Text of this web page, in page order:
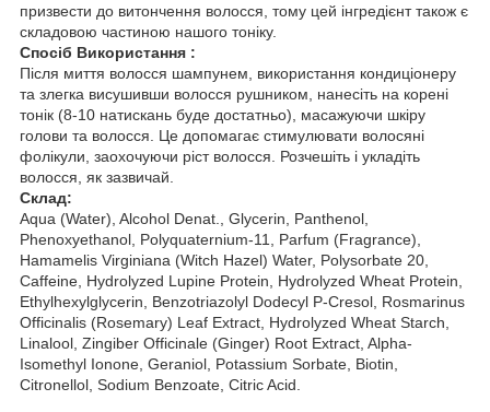
призвести до витончення волосся, тому цей інгредієнт також є
складовою частиною нашого тоніку.
Спосіб Використання :
Після миття волосся шампунем, використання кондиціонеру
та злегка висушивши волосся рушником, нанесіть на корені
тонік (8-10 натискань буде достатньо), масажуючи шкіру
голови та волосся. Це допомагає стимулювати волосяні
фолікули, заохочуючи ріст волосся. Розчешіть і укладіть
волосся, як зазвичай.
Склад:
Aqua (Water), Alcohol Denat., Glycerin, Panthenol,
Phenoxyethanol, Polyquaternium-11, Parfum (Fragrance),
Hamamelis Virginiana (Witch Hazel) Water, Polysorbate 20,
Caffeine, Hydrolyzed Lupine Protein, Hydrolyzed Wheat Protein,
Ethylhexylglycerin, Benzotriazolyl Dodecyl P-Cresol, Rosmarinus
Officinalis (Rosemary) Leaf Extract, Hydrolyzed Wheat Starch,
Linalool, Zingiber Officinale (Ginger) Root Extract, Alpha-
Isomethyl Ionone, Geraniol, Potassium Sorbate, Biotin,
Citronellol, Sodium Benzoate, Citric Acid.